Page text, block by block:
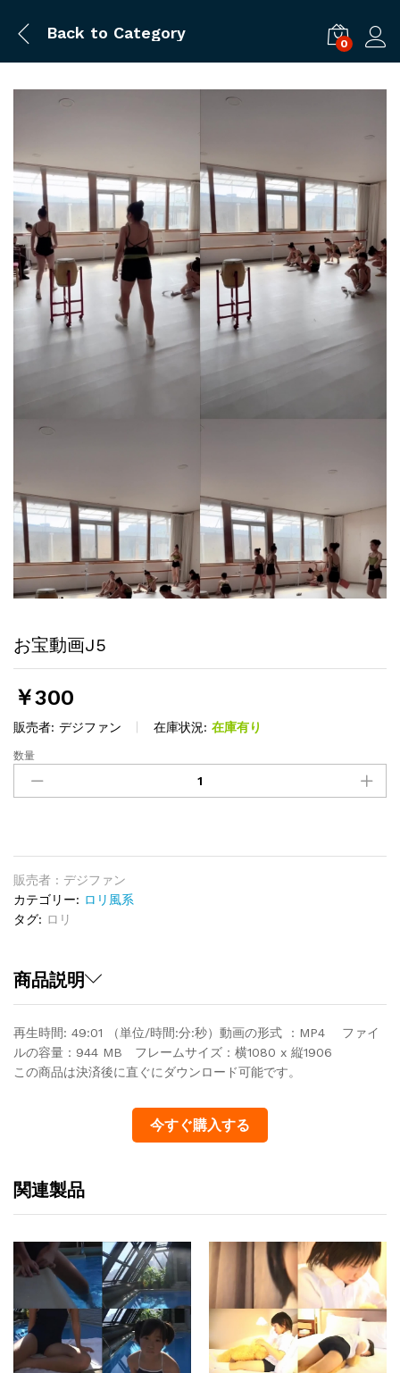
Back to Category
0
お宝動画J5
￥300
販売者: デジファン 在庫状況: 在庫有り
お
動
quantity
数量
販売者 : デジファン
カテゴリー: ロリ風系
タグ: ロリ
商品説明
再生時間: 49:01 （単位/時間:分:秒）動画の形式 ：MP4 ファイ
ルの容量：944 MB フレームサイズ：横1080 x 縦1906
この商品は決済後に直ぐにダウンロード可能です。
今すぐ購入する
関連製品